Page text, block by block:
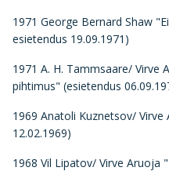
1971 George Bernard Shaw
esietendus 19.09.1971)
1971 A. H. Tammsaare/ Virve
pihtimus" (esietendus
1969 Anatoli Kuznetsov/
12.02.1969)
1968 Vil Lipatov/ Virve Aruoja